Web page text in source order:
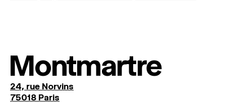
Montmartre
24, rue Norvins
75018 Paris